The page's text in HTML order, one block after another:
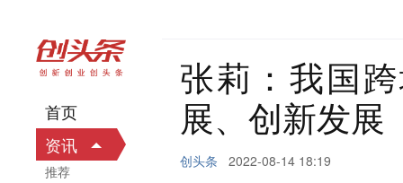
张莉：我国
展、创新发展
创头条 2022-08-14 18:19
首页
资讯
推荐